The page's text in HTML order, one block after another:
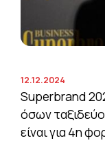
12.12.2024
Superbrand
όσων
είναι για 4η